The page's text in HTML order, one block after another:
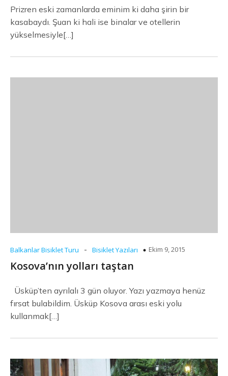
Prizren eski zamanlarda eminim ki daha şirin bir
kasabaydı. Şuan ki hali ise binalar ve otellerin
yükselmesiyle[…]
Balkanlar Bisiklet Turu - Bisiklet Yazıları Ekim 9, 2015
Kosova’nın yolları taştan
Üsküp’ten ayrılalı 3 gün oluyor. Yazı yazmaya henüz
fırsat bulabildim. Üsküp Kosova arası eski yolu
kullanmak[…]